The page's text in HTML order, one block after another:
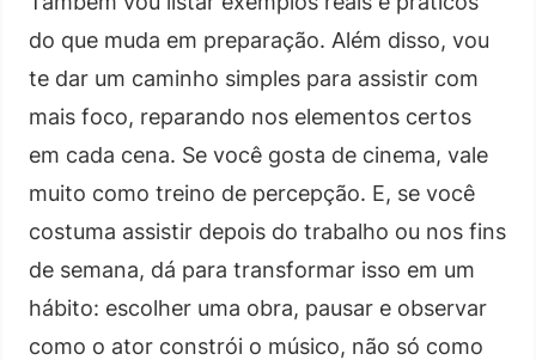
do que muda em preparação. Além disso, vou
te dar um caminho simples para assistir com
mais foco, reparando nos elementos certos
em cada cena. Se você gosta de cinema, vale
muito como treino de percepção. E, se você
costuma assistir depois do trabalho ou nos fins
de semana, dá para transformar isso em um
hábito: escolher uma obra, pausar e observar
como o ator constrói o músico, não só como